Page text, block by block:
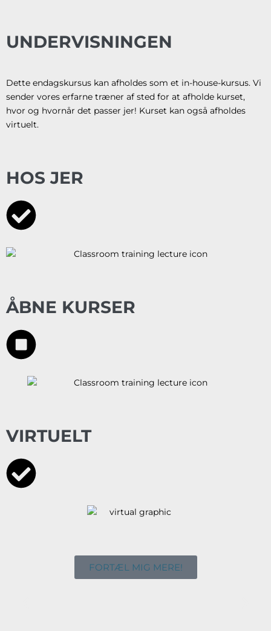
UNDERVISNINGEN
Dette endagskursus kan afholdes som et in-house-kursus. Vi
sender vores erfarne træner af sted for at afholde kurset,
hvor og hvornår det passer jer! Kurset kan også afholdes
virtuelt.
HOS JER
ÅBNE KURSER
VIRTUELT
FORTÆL MIG MERE!